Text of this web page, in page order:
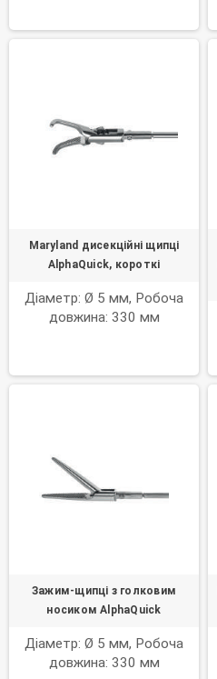
Maryland дисекційні щипці
AlphaQuick, короткі
Діаметр: Ø 5 мм, Робоча
довжина: 330 мм
Зажим-щипці з голковим
носиком AlphaQuick
Діаметр: Ø 5 мм, Робоча
довжина: 330 мм